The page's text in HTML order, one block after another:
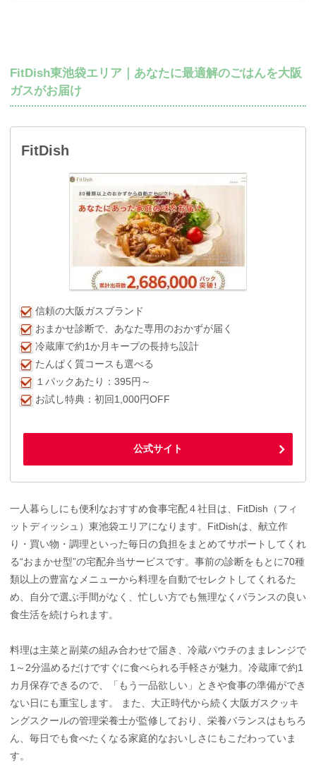
FitDish東池袋エリア｜あなたに最適解のごはんを大阪
ガスがお届け
FitDish
信頼の大阪ガスブランド
おまかせ診断で、あなた専用のおかずが届く
冷蔵庫で約1か月キープの長持ち設計
たんぱく質コースも選べる
１パックあたり：395円～
お試し特典：初回1,000円OFF
公式サイト
一人暮らしにも便利なおすすめ食事宅配４社目は、FitDish（フィ
ットディッシュ）東池袋エリアになります。FitDishは、献立作
り・買い物・調理といった毎日の負担をまとめてサポートしてくれ
る“おまかせ型”の宅配弁当サービスです。事前の診断をもとに70種
類以上の豊富なメニューから料理を自動でセレクトしてくれるた
め、自分で選ぶ手間がなく、忙しい方でも無理なくバランスの良い
食生活を続けられます。
料理は主菜と副菜の組み合わせで届き、冷蔵パウチのままレンジで
1～2分温めるだけですぐに食べられる手軽さが魅力。冷蔵庫で約1
カ月保存できるので、「もう一品欲しい」ときや食事の準備ができ
ない日にも重宝します。 また、大正時代から続く大阪ガスクッキ
ングスクールの管理栄養士が監修しており、栄養バランスはもちろ
ん、毎日でも食べたくなる家庭的なおいしさにもこだわっていま
す。